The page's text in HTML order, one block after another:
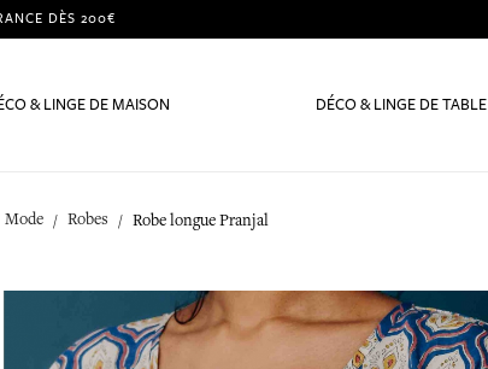
DÈS 200€
& LINGE DE MAISON DÉCO & LINGE DE TABLE
Mode Robes Robe longue Pranjal